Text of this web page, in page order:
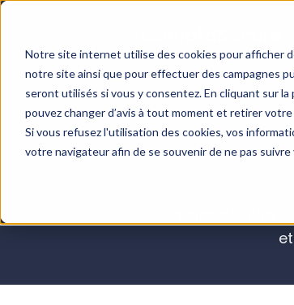
Notre site internet utilise des cookies pour afficher
notre site ainsi que pour effectuer des campagnes
seront utilisés si vous y consentez. En cliquant sur la
pouvez changer d’avis à tout moment et retirer
Si vous refusez l'utilisation des cookies, vos
votre navigateur afin de se souvenir de ne pas
Articles de blog,